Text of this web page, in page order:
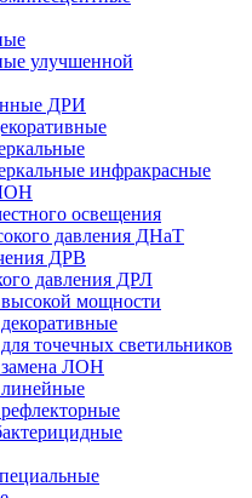
улучшенной
ДРИ
инфракрасные
освещения
давления ДНаТ
ДРВ
давления ДРЛ
мощности
точечных светильников
ЛОН